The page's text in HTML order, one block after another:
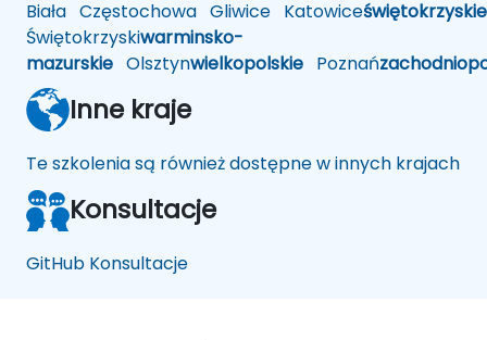
Biała Częstochowa Gliwice Katowiceświętokrzyskie
Świętokrzyskiwarminsko-
mazurskie Olsztynwielkopolskie Poznań
Inne kraje
Te szkolenia są również dostępne w innych krajach
Konsultacje
GitHub Konsultacje